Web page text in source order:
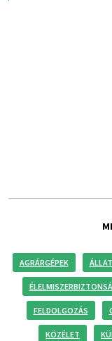
AGRÁRGÉPEK
FELDOLGOZÁS
KÖZÉLET